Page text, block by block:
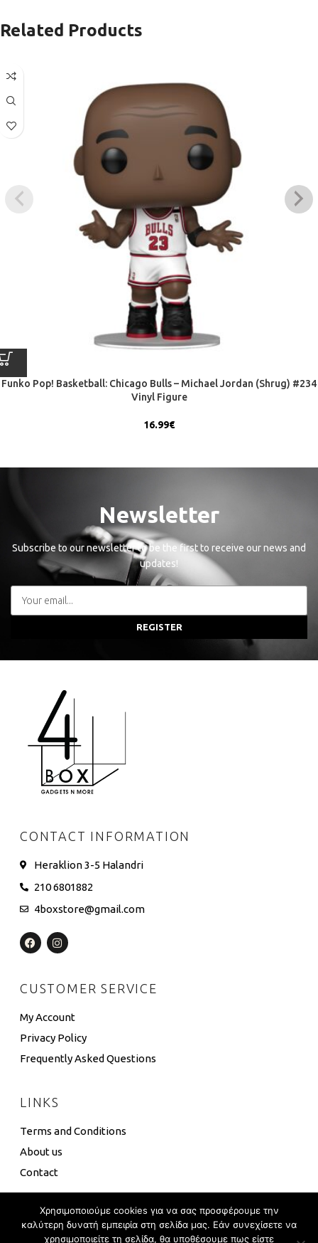
Related Products
Funko Pop! Basketball: Chicago Bulls – Michael Jordan (Shrug) #234
Vinyl Figure
16.99€
Newsletter
Subscribe to our newsletter to be the first to receive our news and
updates!
REGISTER
CONTACT INFORMATION
Heraklion 3-5 Halandri
210 6801882
4boxstore@gmail.com
CUSTOMER SERVICE
My Account
Privacy Policy
Frequently Asked Questions
LINKS
Terms and Conditions
About us
Contact
Χρησιμοποιούμε cookies για να σας προσφέρουμε την
καλύτερη δυνατή εμπειρία στη σελίδα μας. Εάν συνεχίσετε να
χρησιμοποιείτε τη σελίδα, θα υποθέσουμε πως είστε